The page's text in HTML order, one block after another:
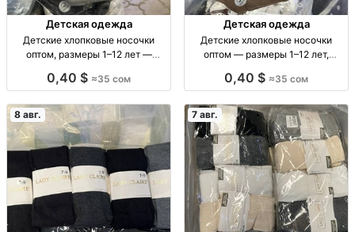
Детская одежда
Детские хлопковые носочки
оптом, размеры 1–12 лет —
оптом, р-ры 1–4, 4–8, 8–12 лет, уп.
0,40 $ ≈35 сом
Детская одежда
Детские хлопковые носочки
оптом — размеры 1–12 лет,
100% х/б, р-ры 1–4, 4–8, 8–12 лет,
0,40 $ ≈35 сом
8 авг. 7 авг.